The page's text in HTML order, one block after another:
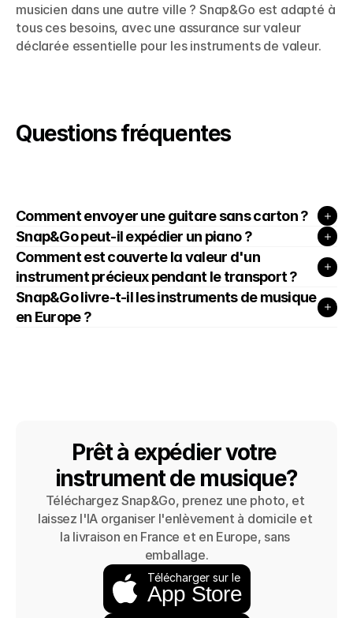
musicien dans une autre ville ? Snap&Go est adapté à
tous ces besoins, avec une assurance sur valeur
déclarée essentielle pour les instruments de valeur.
Questions fréquentes
Comment envoyer une guitare sans carton ?
Snap&Go peut-il expédier un piano ?
Comment est couverte la valeur d'un
instrument précieux pendant le transport ?
Snap&Go livre-t-il les instruments de musique
Prêt à expédier votre
instrument de musique?
Téléchargez Snap&Go, prenez une photo, et
laissez l'IA organiser l'enlèvement à domicile et
la livraison en France et en Europe, sans
emballage.
Télécharger sur le
App Store